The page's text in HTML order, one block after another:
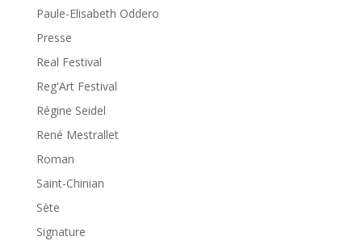
Paule-Elisabeth Oddero
Presse
Real Festival
Reg'Art Festival
Régine Seidel
René Mestrallet
Roman
Saint-Chinian
Sète
Signature